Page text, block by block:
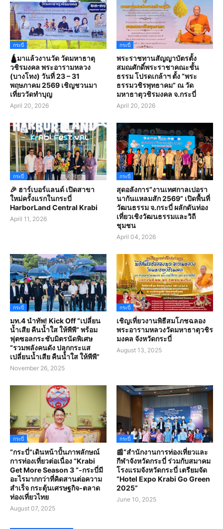
กระบี่
🛕มาแล้วงานวัด วัดมหาธาตุ
วชิรมงคล พระอารามหลวง
(บางโทง) วันที่ 23 – 31
พฤษภาคม 2569 เชิญชวนมา
เที่ยววัดทำบุญ
April 20, 2026
กระบี่
พระราชทานสัญญาบัตรตั้ง
สมณศักดิ์พระราชาคณะชั้น
ธรรม โปรดเกล้าฯ ตั้ง “พระ
ธรรมวชิรพุทธาคม” ณ วัด
มหาธาตุวชิรมงคล จ.กระบี่
April 20, 2026
กระบี่
🎉 ฮาร์เบอร์แลนด์ เปิดสาขา
ใหม่ครั้งแรกในกระบี่
HarborLand Central Krabi
April 11, 2026
กระบี่
สุดอลังการ“งานเทศกาลเปอรา
นากันแหลมสัก 2569” เปิดพื้นที่
วัฒนธรรม จ.กระบี่ ผลักดันท่อง
เที่ยวเชิงวัฒนธรรมและวิถี
ชุมชน
April 04, 2026
กระบี่
มท.4 นำทัพ! Kick Off “เปลี่ยน
น้ำเสีย คืนน้ำใส ให้พีพี” พร้อม
ฟุตซอลกระชับมิตรนัดพิเศษ
“รวมพลังคนดัง ปลุกกระแส
เปลี่ยนน้ำเสีย คืนน้ำใส ให้พีพี”
November 26, 2025
กระบี่
เชิญเที่ยวงานพิธีสมโภชฉลอง
พระอารามหลวงวัดมหาธาตุวชิร
มงคล จังหวัดกระบี่
August 13, 2025
กระบี่
“กระบี่”เดินหน้าปั้นภาพลักษณ์
การท่องเที่ยวต่อเนื่อง “Krabi
Get More Season 3 “-กระบี่มี
อะไรมากกว่าที่คิดสานต่อความ
สำเร็จ กระตุ้นเศรษฐกิจ-ตลาด
ท่องเที่ยวไทย
August 07, 2025
กระบี่
📰“สํานักงานการท่องเที่ยวและ
กีฬาจังหวัดกระบี่ ร่วมกับสมาคม
โรงแรมจังหวัดกระบี่ เตรียมจัด
“Hotel Expo Krabi Go Green
2025”
June 10, 2025